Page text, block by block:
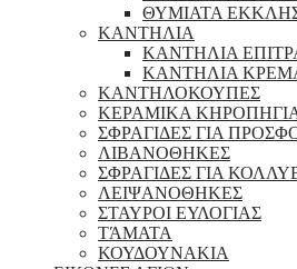
ΘΥΜΙΑΤΑ
ΚΑΝΤΗΛΙΑ
ΚΑΝΤΗΛΙΑ
ΚΑΝΤΗΛΙΑ
ΚΑΝΤΗΛΟΚΟΥΠΕΣ
ΚΕΡΑΜΙΚΑ
ΣΦΡΑΓΙΔΕΣ ΓΙΑ
ΛΙΒΑΝΟΘΗΚΕΣ
ΣΦΡΑΓΙΔΕΣ ΓΙΑ
ΛΕΙΨΑΝΟΘΗΚΕΣ
ΣΤΑΥΡΟΙ ΕΥΛΟΓΙΑΣ
ΤΆΜΑΤΑ
ΚΟΥΔΟΥΝΑΚΙΑ